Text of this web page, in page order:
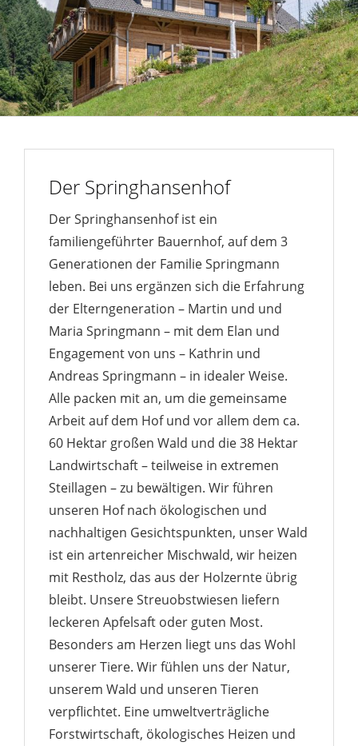
Der Springhansenhof
Der Springhansenhof ist ein
familiengeführter Bauernhof, auf dem 3
Generationen der Familie Springmann
leben. Bei uns ergänzen sich die Erfahrung
der Elterngeneration – Martin und und
Maria Springmann – mit dem Elan und
Engagement von uns – Kathrin und
Andreas Springmann – in idealer Weise.
Alle packen mit an, um die gemeinsame
Arbeit auf dem Hof und vor allem dem ca.
60 Hektar großen Wald und die 38 Hektar
Landwirtschaft – teilweise in extremen
Steillagen – zu bewältigen. Wir führen
unseren Hof nach ökologischen und
nachhaltigen Gesichtspunkten, unser Wald
ist ein artenreicher Mischwald, wir heizen
mit Restholz, das aus der Holzernte übrig
bleibt. Unsere Streuobstwiesen liefern
leckeren Apfelsaft oder guten Most.
Besonders am Herzen liegt uns das Wohl
unserer Tiere. Wir fühlen uns der Natur,
unserem Wald und unseren Tieren
verpflichtet. Eine umweltverträgliche
Forstwirtschaft, ökologisches Heizen und